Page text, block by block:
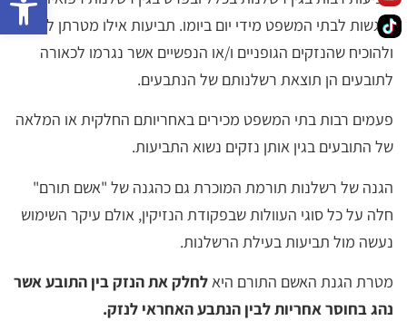
מוגשות לבתי המשפט מידי יום ביומו. תביעות אילו מטרתן לבוא
ולהוכיח שהנזקים הגופניים ו/או הנפשיים אשר נגרמו לכאורה
לתובעים הן תוצאת רשלנותם של הנתבעים.
פעמים רבות בתי המשפט מכירים באחריותם החלקית או המלאה
של התובעים בגין אותן נזקים נשוא התביעות.
הגנה של רשלנות תורמת המוכרת גם כהגנה של "אשם תורם"
חלה על כל סוגי העוולות שבפקודת הנזיקין, אולם עיקר השימוש
נעשה מול תביעות בעילת הרשלנות.
מטרת הגנת האשם התורם היאלחלק את הנזק בין התובע אשר
נהג בחוסר אחריות לבין הנתבע האחראי לנזק.